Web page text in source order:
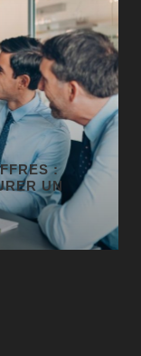
LA VISIBILITÉ